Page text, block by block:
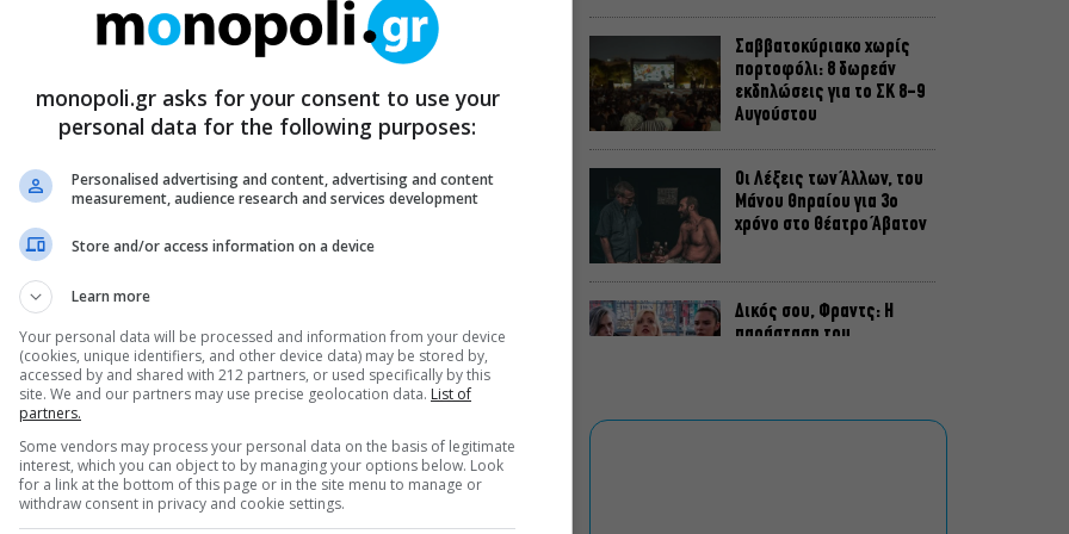
Σαββατοκύριακο χωρίς
πορτοφόλι: 8 δωρεάν
εκδηλώσεις για το ΣΚ 8-9
Αυγούστου
Οι Λέξεις των Άλλων, του
Μάνου Θηραίου για 3ο
χρόνο στο Θέατρο Άβατον
Δικός σου, Φραντς: Η
παράσταση του
monopoli.gr asks for your consent to use your
personal data for the following purposes:
Personalised advertising and content, advertising and content
measurement, audience research and services development
Store and/or access information on a device
Learn more
Your personal data will be processed and information from your device
(cookies, unique identifiers, and other device data) may be stored by,
accessed by and shared with 212 partners, or used specifically by this
site. We and our partners may use precise geolocation data. List of
partners.
Some vendors may process your personal data on the basis of legitimate
interest, which you can object to by managing your options below. Look
for a link at the bottom of this page or in the site menu to manage or
withdraw consent in privacy and cookie settings.